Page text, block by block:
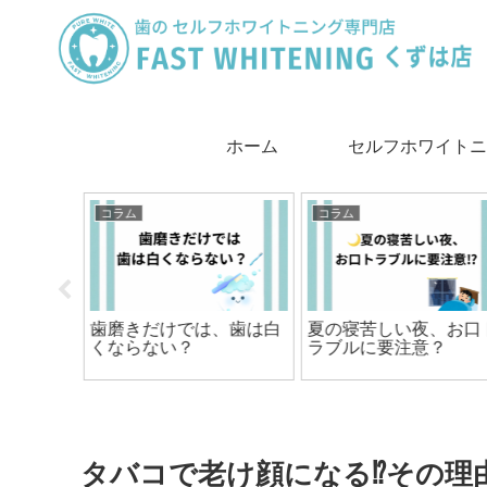
ホーム セルフホワイト
コラム
夏の寝苦しい夜、お口ト
ラブルに要注意？
コラム
笑った時、歯の見え方
印象が変わる⁉️
タバコで老け顔になる⁉︎その理